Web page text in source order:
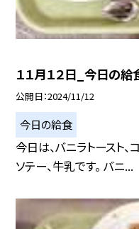
１１月１２日_今日の給
公開日 2024/11/12
今日の給食
今日は、バニラトースト
ソテー、牛乳です。 バニ...